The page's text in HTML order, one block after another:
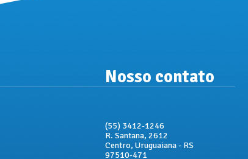
Nosso contato
(55) 3412-1246
R. Santana, 2612
Centro, Uruguaiana - RS
97510-471